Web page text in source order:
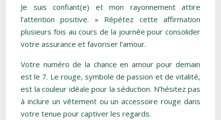
Je suis confiant(e) et mon rayonnement attire
l’attention positive. » Répétez cette affirmation
plusieurs fois au cours de la journée pour consolider
votre assurance et favoriser l’amour.
Votre numéro de la chance en amour pour demain
est le 7. Le rouge, symbole de passion et de vitalité,
est la couleur idéale pour la séduction. N’hésitez pas
à inclure un vêtement ou un accessoire rouge dans
votre tenue pour captiver les regards.